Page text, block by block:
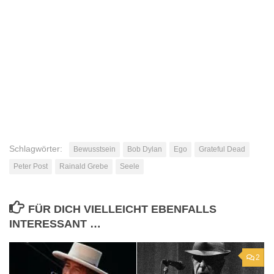
Schlagwörter: Bewusstsein Bob Dylan Ego
Grateful Dead
Peter Post
Rainald Grebe Seele
FÜR DICH VIELLEICHT EBENFALLS
INTERESSANT …
2